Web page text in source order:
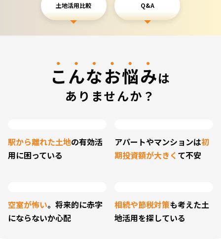
土地活用比較 Q&A
こんなお悩みは
ありませんか？
駅から離れた土地の有効活
用に困っている
アパートやマンションは初
期投資額が大きく て不安
空室が怖い。将来的に赤字
にならないか心配
相続や節税対策も考えた土
地活用を探している